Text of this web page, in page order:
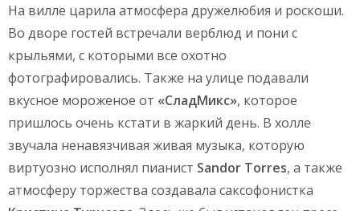
На вилле царила атмосфера дружелюбия и роскоши.
Во дворе гостей встречали верблюд и пони с
крыльями, с которыми все охотно
фотографировались. Также на улице подавали
вкусное мороженое от «СладМикс», которое
пришлось очень кстати в жаркий день. В холле
звучала ненавязчивая живая музыка, которую
виртуозно исполнял пианист Sandor Torres, а также
атмосферу торжества создавала саксофонистка